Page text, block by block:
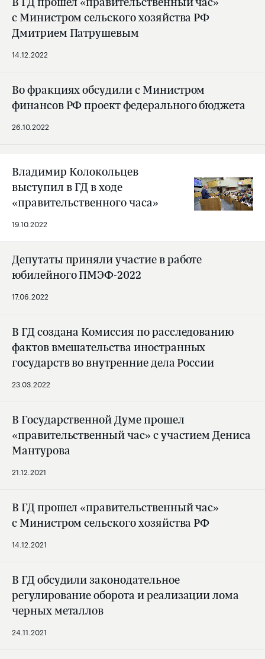
14.12.2022
с Министром сельского хозяйства РФ
Дмитрием Патрушевым
26.10.2022
Во фракциях обсудили с Министром
финансов РФ проект федерального бюджета
Владимир Колокольцев
выступил в ГД в ходе
«правительственного часа»
19.10.2022
17.06.2022
Депутаты приняли участие в работе
юбилейного ПМЭФ-2022
23.03.2022
В ГД создана Комиссия по расследованию
фактов вмешательства иностранных
государств во внутренние дела России
21.12.2021
В Государственной Думе прошел
«правительственный час» с участием Дениса
Мантурова
14.12.2021
В ГД прошел «правительственный час»
с Министром сельского хозяйства РФ
24.11.2021
В ГД обсудили законодательное
регулирование оборота и реализации лома
черных металлов